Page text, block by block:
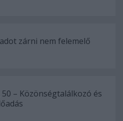
zárni nem felemelő
– Közönségtalálkozó és